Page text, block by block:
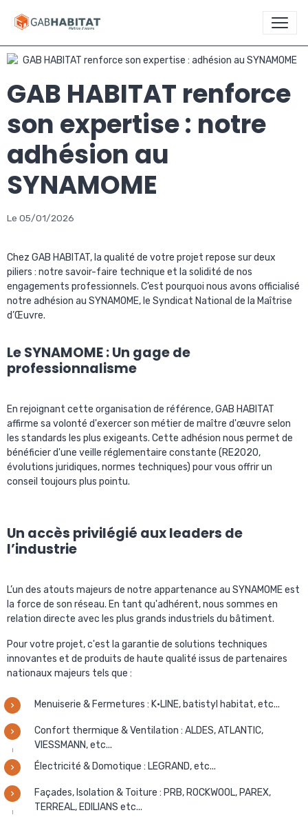
GAB HABITAT renforce
son expertise : notre
adhésion au
SYNAMOME
Le 05/01/2026
Chez GAB HABITAT, la qualité de votre projet repose sur deux
piliers : notre savoir-faire technique et la solidité de nos
engagements professionnels. C’est pourquoi nous avons officialisé
notre adhésion au SYNAMOME, le Syndicat National de la Maîtrise
d’Œuvre.
Le SYNAMOME : Un gage de
professionnalisme
En rejoignant cette organisation de référence, GAB HABITAT
affirme sa volonté d'exercer son métier de maître d'œuvre selon
les standards les plus exigeants. Cette adhésion nous permet de
bénéficier d'une veille réglementaire constante (RE2020,
évolutions juridiques, normes techniques) pour vous offrir un
conseil toujours plus pointu.
Un accès privilégié aux leaders de
l’industrie
L’un des atouts majeurs de notre appartenance au SYNAMOME est
la force de son réseau. En tant qu'adhérent, nous sommes en
relation directe avec les plus grands industriels du bâtiment.
Pour votre projet, c'est la garantie de solutions techniques
innovantes et de produits de haute qualité issus de partenaires
nationaux majeurs tels que :
Menuiserie & Fermetures : K·LINE, batistyl habitat, etc...
Confort thermique & Ventilation : ALDES, ATLANTIC,
VIESSMANN, etc...
Électricité & Domotique : LEGRAND, etc...
Façades, Isolation & Toiture : PRB, ROCKWOOL, PAREX,
TERREAL, EDILIANS etc...